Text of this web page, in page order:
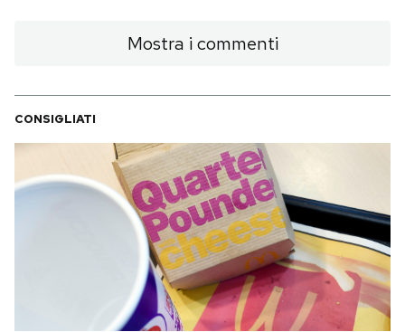
Mostra i commenti
CONSIGLIATI